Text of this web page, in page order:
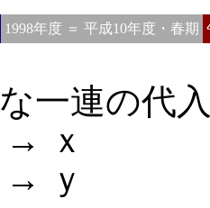
1998年度 ＝ 平成10年度・春期
一連の代
ｘ
ｙ